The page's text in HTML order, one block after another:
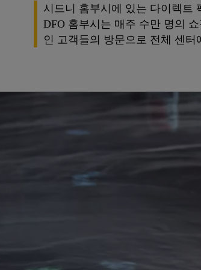
시드니 홈부시에 있는 다이렉트
DFO 홈부시는 매주 수만 명의
인 고객들의 방문으로 전체 센터